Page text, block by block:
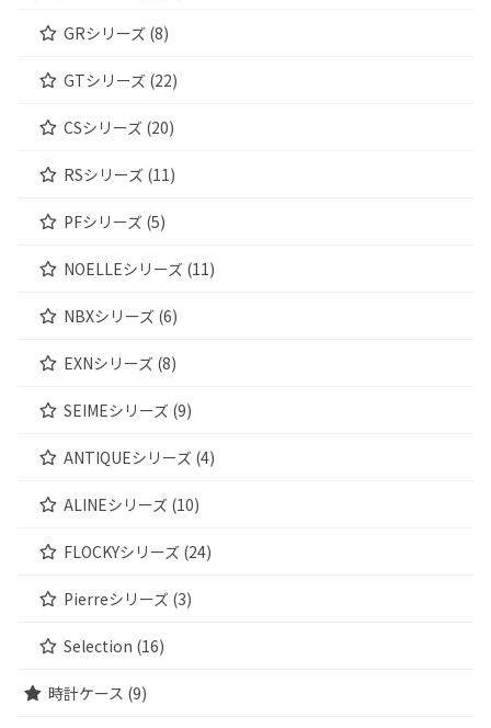
GRシリーズ (8)
GTシリーズ (22)
CSシリーズ (20)
RSシリーズ (11)
PFシリーズ (5)
NOELLEシリーズ (11)
NBXシリーズ (6)
EXNシリーズ (8)
SEIMEシリーズ (9)
ANTIQUEシリーズ (4)
ALINEシリーズ (10)
FLOCKYシリーズ (24)
Pierreシリーズ (3)
Selection (16)
時計ケース (9)